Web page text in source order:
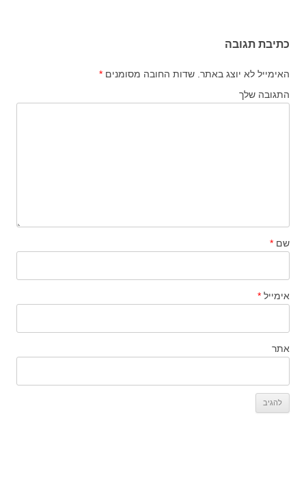
כתיבת תגובה
האימייל לא יוצג באתר. שדות החובה מסומנים *
התגובה שלך
שם *
אימייל *
אתר